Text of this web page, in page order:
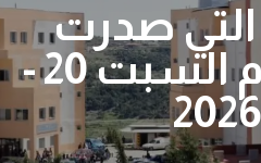
التي صدرت
نتائجها اليوم السبت 20 -